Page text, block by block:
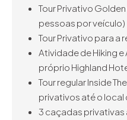
Tour Privativo
pessoas por veículo)
Tour Privativo para a
Atividade de Hiking e
próprio Highland
Tour regular Inside
privativos até o
3 caçadas privativas